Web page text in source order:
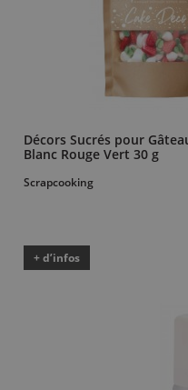
Décors Sucrés pour
Blanc Rouge Vert 30 g
Scrapcooking
+ d’infos